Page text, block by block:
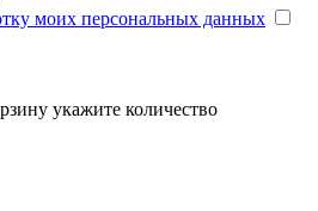
моих персональных данных
укажите количество